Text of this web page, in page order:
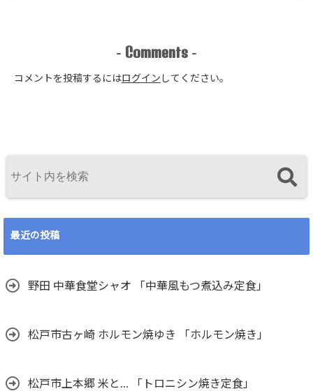
- Comments -
コメントを投稿するには ログイン してください。
最近の投稿
野田 中華食堂シャオ 「中華風もつ煮込み定食」
松戸市古ヶ崎 ホルモン焼ゆき 「ホルモン焼き」
松戸市上本郷 米と… 「トロニシン焼き定食」